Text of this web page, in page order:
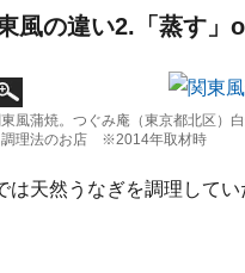
風の違い2.「蒸す」
風蒲焼。つぐみ庵（東京都北区）
調理法のお店 ※2014年取材時
は天然うなぎを調理して